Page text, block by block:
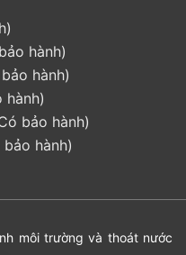
hành)
hành)
hành)
bảo hành)
hành)
môi trường và thoát nước